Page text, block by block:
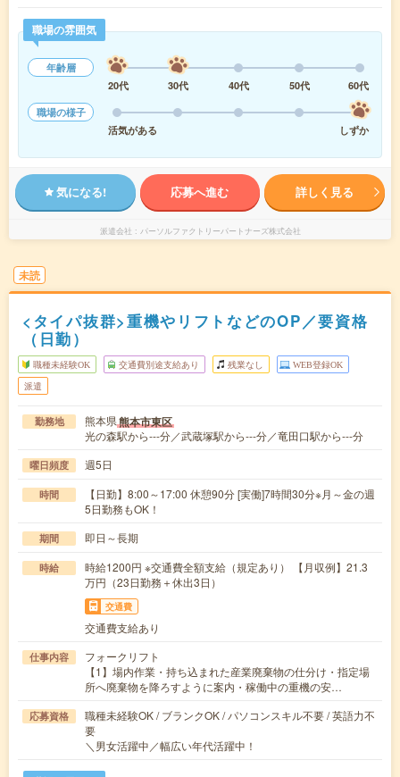
職場の雰囲気
年齢層
20代
30代 40代 50代
60代
職場の様子
活気がある
しずか
気になる! 応募へ進む 詳しく見る
派遣会社 パーソルファクトリーパートナーズ株式会社
未読
<タイパ抜群>重機やリフトなどのOP／要資格
（日勤）
職種未経験OK 交通費別途支給あり 残業なし WEB登録OK
派遣
勤務地 熊本県熊本市東区
光の森駅から---分／武蔵塚駅から---分／竜田口駅から---分
曜日頻度 週5日
時間
【日勤】8:00～17:00 休憩90分 [実働]7時間30分※月～金の週
5日勤務もOK！
期間 即日～長期
時給
時給1200円 ※交通費全額支給（規定あり） 【月収例】21.3
万円（23日勤務＋休出3日）
交通費
交通費支給あり
仕事内容
フォークリフト
【1】場内作業・持ち込まれた産業廃棄物の仕分け・指定場
所へ廃棄物を降ろすように案内・稼働中の重機の安…
応募資格
職種未経験OK / ブランクOK / パソコンスキル不要 / 英語力不
要
＼男女活躍中／幅広い年代活躍中！